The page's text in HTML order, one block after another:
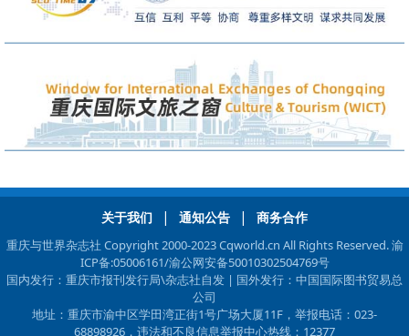
关于我们 | 通知公告 | 商务合作
重庆与世界杂志社 Copyright 2000-2023 Cqworld.cn All Rights Reserved.渝
ICP备:05006161/渝公网安备50010302504769号
国内发行：重庆市报刊发行局\杂志社自发 | 国外发行：中国国际图书贸易总
公司
地址：重庆市渝中区学田湾正街1号广场大厦11F，举报电话：023-
68898926，违法和不良信息举报中心热线：12377